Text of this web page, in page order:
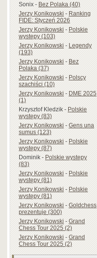
Sonix-Bez Polaka (40)
Jerzy Konikowski-Ranking
FIDE: Styczeń 2026
Jerzy Konikowski-Polskie
występy (103)
Jerzy Konikowski-Legendy
(193)
Jerzy Konikowski-Bez
Polaka (37)
Jerzy Konikowski-Polscy
szachiści (10)
Jerzy Konikowski-DME 2025
(1)
Krzysztof Kledzik-Polskie
występy (83)
Jerzy Konikowski-Gens una
sumus (123)
Jerzy Konikowski-Polskie
występy (87)
Dominik-Polskie występy
(83)
Jerzy Konikowski-Polskie
występy (81)
Jerzy Konikowski-Polskie
występy (81)
Jerzy Konikowski-Goldchess
prezentuje (300)
Jerzy Konikowski-Grand
Chess Tour 2025 (2)
Jerzy Konikowski-Grand
Chess Tour 2025 (2)